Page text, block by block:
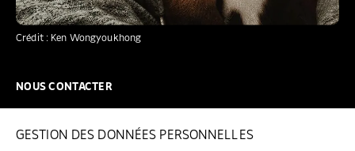
GESTION DES DONNÉES PERSONNELLES
Crédit : Ken Wongyoukhong
NOUS CONTACTER
FAQ